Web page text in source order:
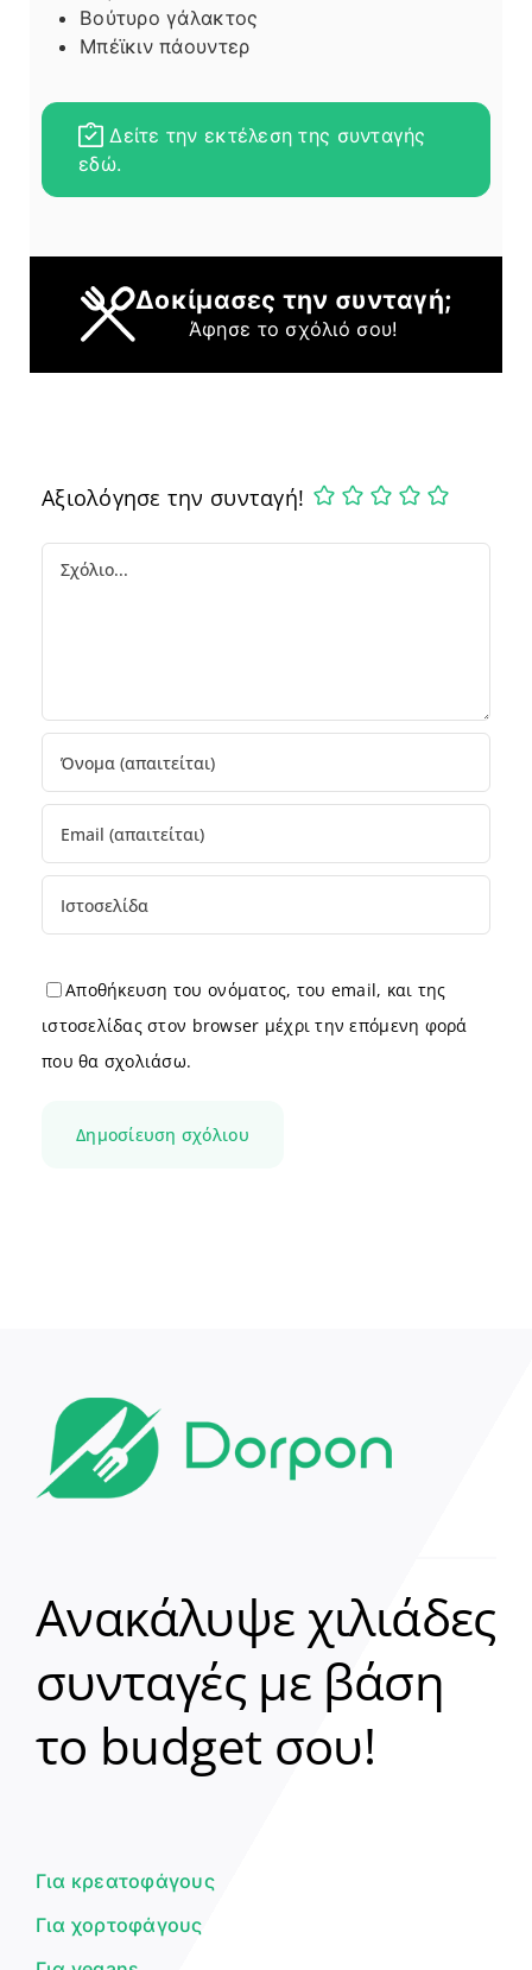
Βούτυρο γάλακτος
Μπέϊκιν πάουντερ
Δείτε την εκτέλεση της συνταγής
εδώ.
Δοκίμασες την συνταγή;
Άφησε το σχόλιό σου!
Αξιολόγησε την συνταγή!
Comment
Αποθήκευση του ονόματος, του email, και της
ιστοσελίδας στον browser μέχρι την επόμενη φορά
που θα σχολιάσω.
Ανακάλυψε χιλιάδες
συνταγές με βάση
το budget σου!
Για κρεατοφάγους
Για χορτοφάγους